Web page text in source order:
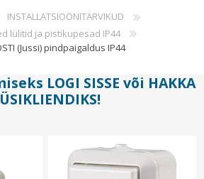
INSTALLATSIOONITARVIKUD
lülitid ja pistikupesad IP44
(Jussi) pindpaigaldus IP44
LOGI SISSE või HAKKA
!